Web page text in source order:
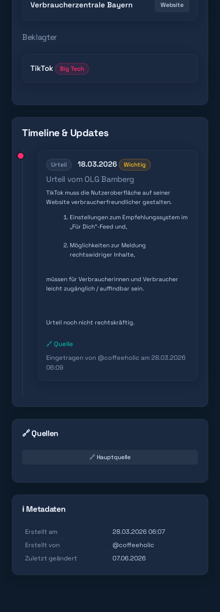
Verbraucherzentrale Bayern Website
Beklagter
TikTok Big Tech
Timeline & Updates
Urteil 18.03.2026 Wichtig
Urteil vom OLG Bamberg
TikTok muss die Nutzeroberfläche auf seiner
Website verbraucherfreundlicher gestalten.
Einstellungen zum Empfehlungssystem im
„Für Dich“-Feed und,
Möglichkeiten zur Meldung
rechtswidriger Inhalte,
müssen für Verbraucherinnen und Verbraucher
leicht zugänglich / auffindbar sein.
Urteil noch nicht rechtskräftig.
🔗 Quelle
Eingetragen von @coffeeholic am 28.03.2026
06:09
🔗 Quellen
🔗 Hauptquelle
ℹ️ Metadaten
Erstellt am
28.03.2026 06:07
Erstellt von
@coffeeholic
Zuletzt geändert
07.06.2026